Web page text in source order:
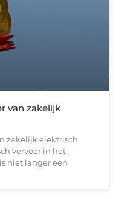
van zakelijk
zakelijk elektrisch
vervoer in het
niet langer een